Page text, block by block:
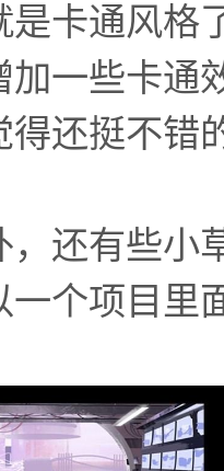
是卡通风格
加一些卡通
得还挺不错
，还有些小
一个项目里